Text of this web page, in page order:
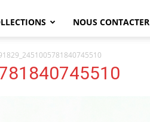
NOUS CONTACTER